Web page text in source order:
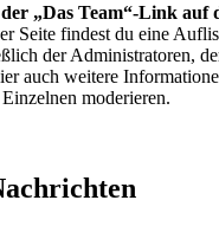
„Das Team“-Link auf
Seite findest du eine
der Administratoren,
auch weitere
moderieren.